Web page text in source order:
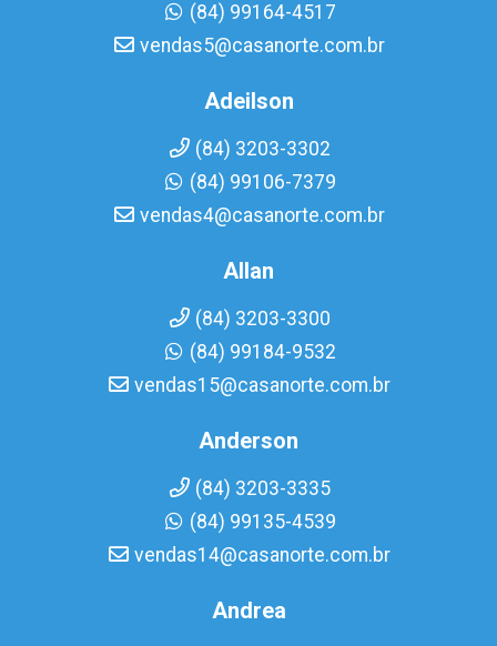
(84) 99164-4517
vendas5@casanorte.com.br
Adeilson
(84) 3203-3302
(84) 99106-7379
vendas4@casanorte.com.br
Allan
(84) 3203-3300
(84) 99184-9532
vendas15@casanorte.com.br
Anderson
(84) 3203-3335
(84) 99135-4539
vendas14@casanorte.com.br
Andrea